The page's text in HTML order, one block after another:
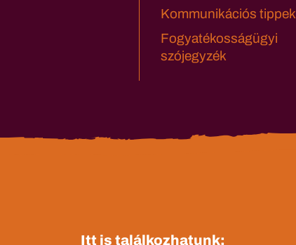
Kommunikációs tippek
Fogyatékosságügyi
szójegyzék
Itt is találkozhatunk: